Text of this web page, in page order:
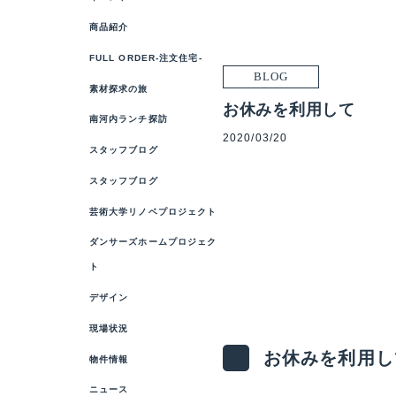
BLOG
お休みを利用して
2020/03/20
お休みを利用
商品紹介
FULL ORDER-注文住宅-
素材探求の旅
南河内ランチ探訪
スタッフブログ
スタッフブログ
芸術大学リノベプロジェクト
ダンサーズホームプロジェク
ト
デザイン
現場状況
物件情報
ニュース